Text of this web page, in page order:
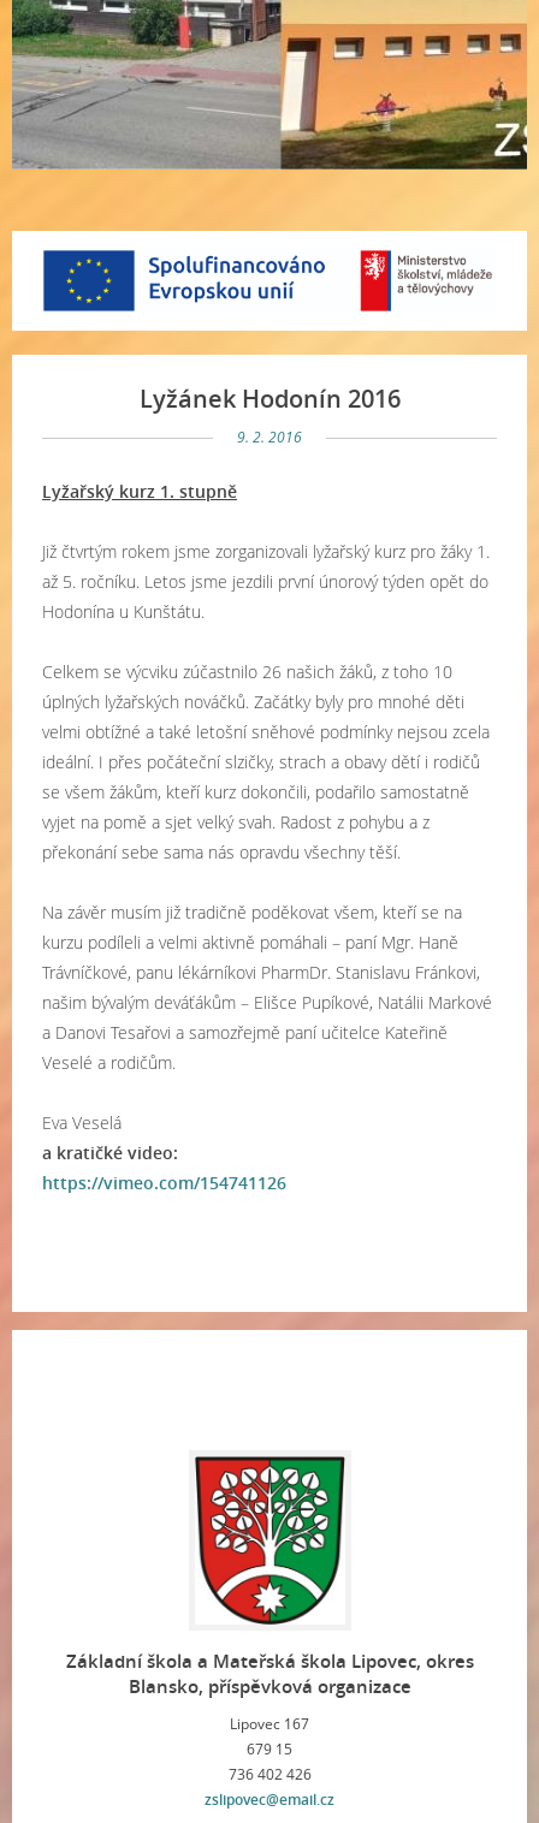
Lyžánek Hodonín 2016
9. 2. 2016
Lyžařský kurz 1. stupně
Již čtvrtým rokem jsme zorganizovali lyžařský kurz pro žáky 1.
až 5. ročníku. Letos jsme jezdili první únorový týden opět do
Hodonína u Kunštátu.
Celkem se výcviku zúčastnilo 26 našich žáků, z toho 10
úplných lyžařských nováčků. Začátky byly pro mnohé děti
velmi obtížné a také letošní sněhové podmínky nejsou zcela
ideální. I přes počáteční slzičky, strach a obavy dětí i rodičů
se všem žákům, kteří kurz dokončili, podařilo samostatně
vyjet na pomě a sjet velký svah. Radost z pohybu a z
překonání sebe sama nás opravdu všechny těší.
Na závěr musím již tradičně poděkovat všem, kteří se na
kurzu podíleli a velmi aktivně pomáhali – paní Mgr. Haně
Trávníčkové, panu lékárníkovi PharmDr. Stanislavu Fránkovi,
našim bývalým deváťákům – Elišce Pupíkové, Natálii Markové
a Danovi Tesařovi a samozřejmě paní učitelce Kateřině
Veselé a rodičům.
Eva Veselá
a kratičké video:
https://vimeo.com/154741126
Základní škola a Mateřská škola Lipovec, okres
Blansko, příspěvková organizace
Lipovec 167
679 15
736 402 426
zslipovec@email.cz